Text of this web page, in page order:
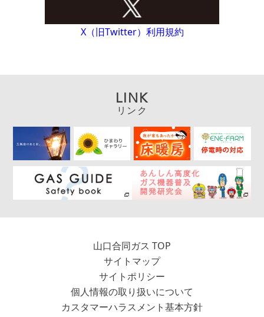
X（旧Twitter）利用規約
LINK
リンク
山口合同ガス TOP
サイトマップ
サイトポリシー
個人情報の取り扱いについて
カスタマーハラスメント基本方針